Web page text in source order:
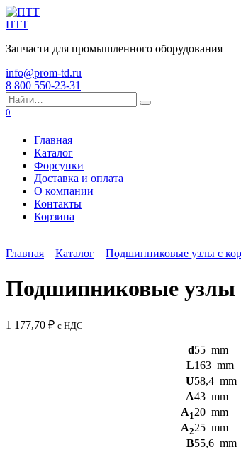
Перейти
к
ПТТ
Запчасти для промышленного оборудования
info@prom-td.ru
8 800 550-23-31
Search
for:
0
Главная
Каталог
Форсунки
Доставка и оплата
О компании
Контакты
Корзина
Главная Каталог Подшипниковые узлы с
Подшипниковые узлы
1 177,70 ₽ с НДС
d55 mm
L163 mm
U58,4 mm
A43 mm
A120 mm
A225 mm
B55,6 mm